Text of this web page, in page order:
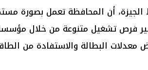
الجيزة، أن المحافظة تعمل بصورة
فرص تشغيل متنوعة من خلال
البطالة والاستفادة من